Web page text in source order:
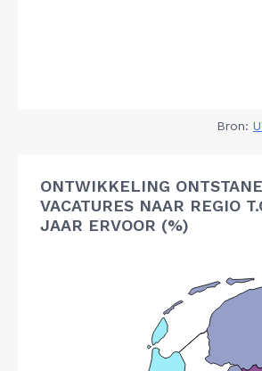
Bron:
ONTWIKKELING ONTSTANE
VACATURES NAAR REGIO
JAAR ERVOOR (%)